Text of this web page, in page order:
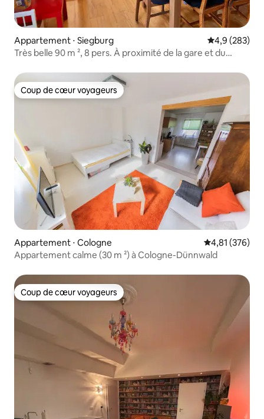
Appartement ⋅ Siegburg Évaluation
4,9 (283)
Très belle 90 m ², 8 pers. À proximité de la gare et du
Coup de cœur voyageurs
Coup de cœur voyageurs
Appartement ⋅ Cologne Évaluation
4,81 (376)
Appartement calme (30 m ²) à Cologne-Dünnwald
Coup de cœur voyageurs
Coup de cœur voyageurs